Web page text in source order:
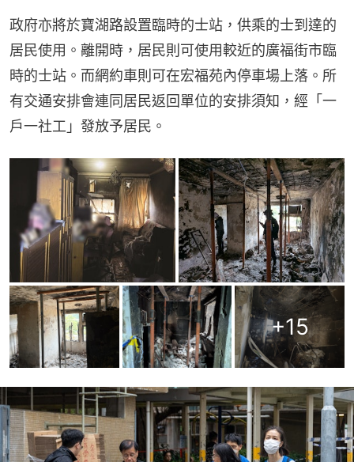
政府亦將於寶湖路設置臨時的士站，供乘的士到達的
居民使用。離開時，居民則可使用較近的廣福街市臨
時的士站。而網約車則可在宏福苑內停車場上落。所
有交通安排會連同居民返回單位的安排須知，經「一
戶一社工」發放予居民。
+15